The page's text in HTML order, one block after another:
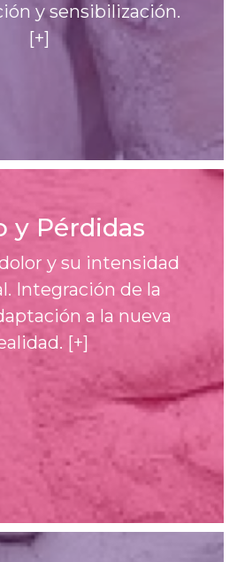
y sensibilización.
[+]
y Pérdidas
y su intensidad
Integración de la
a la nueva
[+]